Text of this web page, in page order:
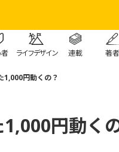
ライフデザイン 連載 著者
円動くの？
円動く